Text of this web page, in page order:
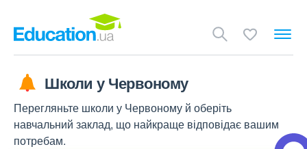
Школи у Червоному
Перегляньте школи у Червоному й оберіть
навчальний заклад, що найкраще відповідає вашим
потребам.